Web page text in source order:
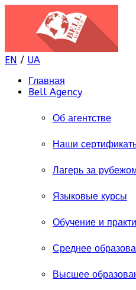
EN / UA
Главная
Bell Agency
Об агентстве
Наши
Лагерь за
Языковые курсы
Обучение и
Среднее
Высшее